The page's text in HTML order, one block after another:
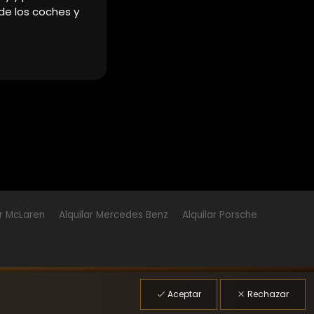
Aceptar Rechazar
McLaren Alquilar Mercedes Benz
Alquilar Porsche